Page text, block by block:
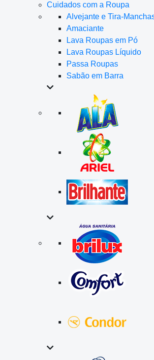
Cuidados com a Roupa
Alvejante e Tira-
Amaciante
Lava Roupas em Pó
Lava Roupas Líquido
Passa Roupas
Sabão em Barra